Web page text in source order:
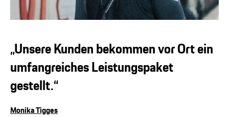
„Unsere Kunden bekommen vor Ort ein
umfangreiches Leistungspaket
gestellt.“
Monika Tigges